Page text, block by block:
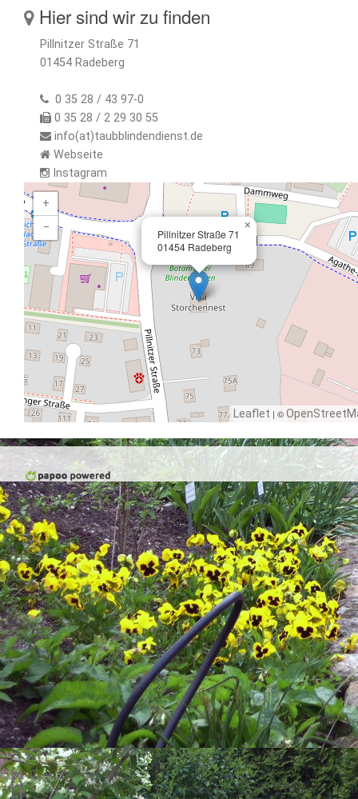
Hier sind wir zu finden
Pillnitzer Straße 71
01454 Radeberg
0 35 28 / 43 97-0
0 35 28 / 2 29 30 55
info(at)taubblindendienst.de
Webseite
Instagram
Pillnitzer Straße 71
01454 Radeberg
×
+
−
Leaflet | ©